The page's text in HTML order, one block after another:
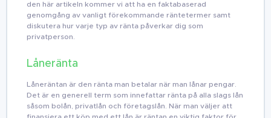
den här artikeln kommer vi att ha en faktabaserad
genomgång av vanligt förekommande räntetermer samt
diskutera hur varje typ av ränta påverkar dig som
privatperson.
Låneränta
Låneräntan är den ränta man betalar när man lånar pengar.
Det är en generell term som innefattar ränta på alla slags lån
såsom bolån, privatlån och företagslån. När man väljer att